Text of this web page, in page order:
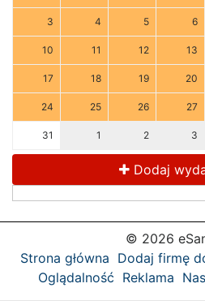
3 4 5 6
10 11 12 13
17 18 19 20
24 25 26 27
31 1 2 3
Dodaj
© 2026
Strona główna Dodaj firmę
Oglądalność Reklama